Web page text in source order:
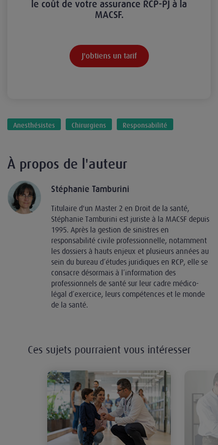
le coût de votre assurance RCP-PJ à la
MACSF.
J'obtiens un tarif
Anesthésistes Chirurgiens Responsabilité
À propos de l'auteur
Stéphanie Tamburini
Titulaire d'un Master 2 en Droit de la santé,
Stéphanie Tamburini est juriste à la MACSF depuis
1995. Après la gestion de sinistres en
responsabilité civile professionnelle, notamment
les dossiers à hauts enjeux et plusieurs années au
sein du bureau d’études juridiques en RCP, elle se
consacre désormais à l’information des
professionnels de santé sur leur cadre médico-
légal d’exercice, leurs compétences et le monde
de la santé.
Ces sujets pourraient vous intéresser
Circoncision médicale ou